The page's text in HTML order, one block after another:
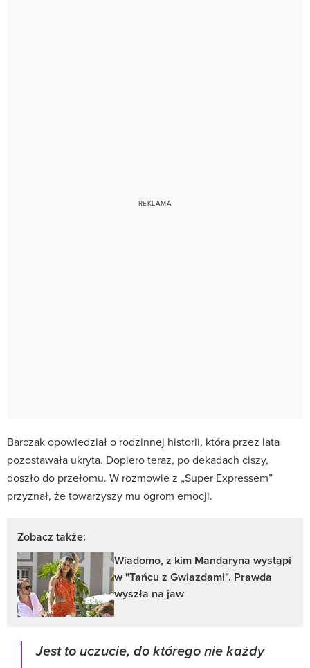
Barczak opowiedział o rodzinnej historii, która przez lata
pozostawała ukryta. Dopiero teraz, po dekadach ciszy,
doszło do przełomu. W rozmowie z „Super Expressem”
przyznał, że towarzyszy mu ogrom emocji.
Zobacz także:
Wiadomo, z kim Mandaryna wystąpi
w "Tańcu z Gwiazdami". Prawda
wyszła na jaw
Jest to uczucie, do którego nie każdy